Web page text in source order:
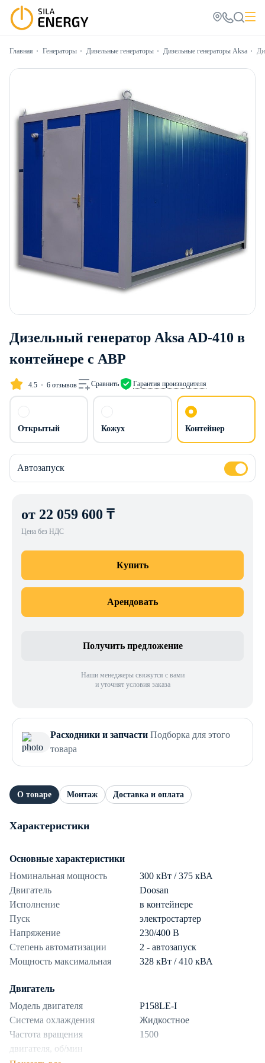
Главная Генераторы Дизельные генераторы Дизельные генераторы Aksa
Дизельный генератор Aksa AD-410 в
контейнере с АВР
4.5 6 отзывов Сравнить Гарантия производителя
Открытый Кожух Контейнер
Автозапуск
от 22 059 600 ₸
Цена без НДС
Купить
Арендовать
Получить предложение
Наши менеджеры свяжутся с вами
и уточнят условия заказа
Расходники и запчасти Подборка для этого
товара
О товаре Монтаж Доставка и оплата
Характеристики
Основные характеристики
Номинальная мощность
300 кВт / 375 кВА
Двигатель
Doosan
Исполнение
в контейнере
Пуск
электростартер
Напряжение
230/400 В
Степень автоматизации
2 - автозапуск
Мощность максимальная
328 кВт / 410 кВА
Двигатель
Модель двигателя
P158LE-I
Система охлаждения
Жидкостное
Частота вращения
двигателя, об/мин
1500